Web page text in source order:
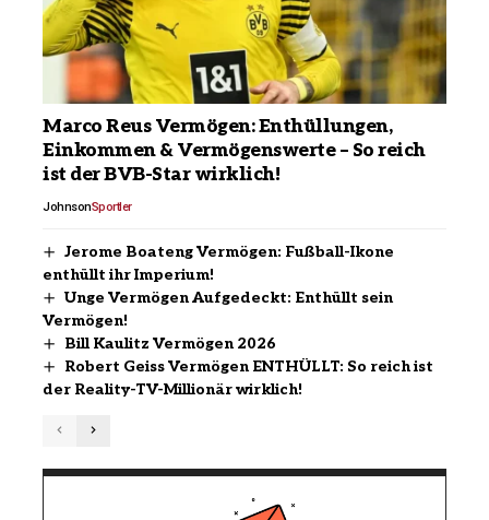
Marco Reus Vermögen: Enthüllungen,
Einkommen & Vermögenswerte – So reich
ist der BVB-Star wirklich!
JohnsonSportler
Jerome Boateng Vermögen: Fußball-Ikone
enthüllt ihr Imperium!
Unge Vermögen Aufgedeckt: Enthüllt sein
Vermögen!
Bill Kaulitz Vermögen 2026
Robert Geiss Vermögen ENTHÜLLT: So reich ist
der Reality-TV-Millionär wirklich!